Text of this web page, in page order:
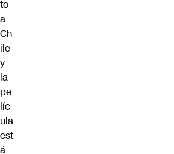
to
a
Ch
ile
y
la
pe
líc
ula
est
á